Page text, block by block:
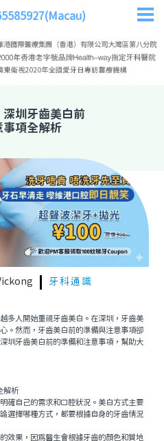
深圳牙齒美白前
事項全解析
牙科通識
人開始重視牙齒美白。在深圳，牙齒美
。然而，牙齒美白前的準備與注意事項卻
圳牙齒美白前的準備和注意事項，幫助大
自己的需求和口腔狀況。美白方式主要
選擇哪種方式，都要根據自身的牙齒情況
果，因為醫生會根據牙齒的顏色和質地